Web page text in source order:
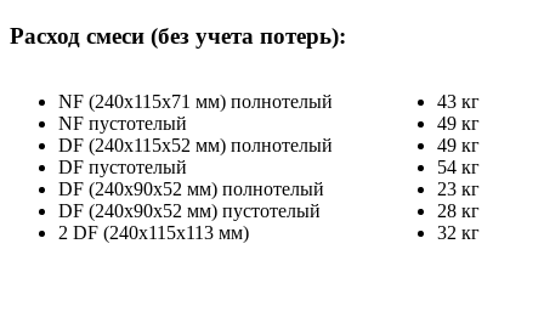
Расход смеси (без учета потерь):
NF (240х115х71 мм) полнотелый
NF пустотелый
DF (240х115х52 мм) полнотелый
DF пустотелый
DF (240х90х52 мм) полнотелый
DF (240х90х52 мм) пустотелый
2 DF (240х115х113 мм)
43 кг
49 кг
49 кг
54 кг
23 кг
28 кг
32 кг